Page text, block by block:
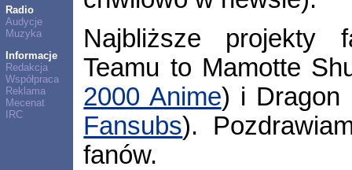
Radio
Audycje
Muzyka
Informacje
Redakcja
Współpraca
Reklama
Mecenat
IRC
Najbliższe projekty
Teamu to Mamotte
2000 Anime) i
Fansubs).
fanów.